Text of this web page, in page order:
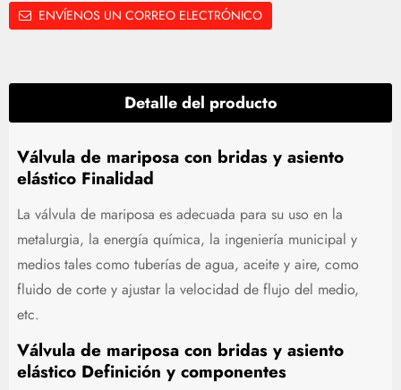
ENVÍENOS UN CORREO ELECTRÓNICO
Detalle del producto
Válvula de mariposa con bridas y asiento
elástico Finalidad
La válvula de mariposa es adecuada para su uso en la
metalurgia, la energía química, la ingeniería municipal y
medios tales como tuberías de agua, aceite y aire, como
fluido de corte y ajustar la velocidad de flujo del medio,
etc.
Válvula de mariposa con bridas y asiento
elástico Definición y componentes